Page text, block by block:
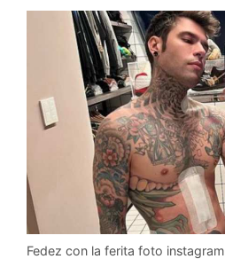
Fedez con la ferita foto instagram